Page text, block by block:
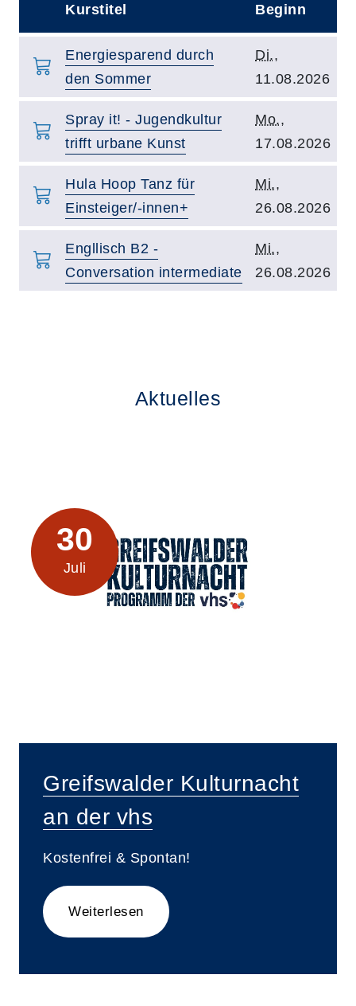
Kurstitel Beginn
Kurstitel:
Energiesparend durch
den Sommer
Kursbeginn:
Di.,
11.08.2026
Kurstitel:
Spray it! - Jugendkultur
trifft urbane Kunst
Kursbeginn:
Mo.,
17.08.2026
Kurstitel:
Hula Hoop Tanz für
Einsteiger/-innen+
Kursbeginn:
Mi.,
26.08.2026
Kurstitel:
Engllisch B2 -
Conversation intermediate
Kursbeginn:
Mi.,
26.08.2026
Aktuelles
30
Juli
Greifswalder Kulturnacht
an der vhs
Kostenfrei & Spontan!
Weiterlesen